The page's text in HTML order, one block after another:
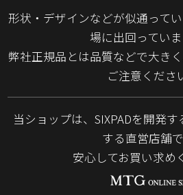
形状・デザインなどが似通って
場に出回っていま
弊社正規品とは品質などで大き
ご注意くださ
当ショップは、SIXPADを開発
する直営店舗で
安心してお買い求め